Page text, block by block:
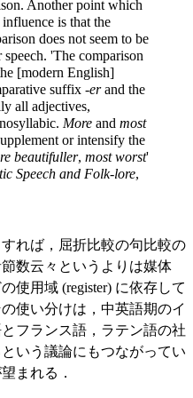
Another point which
is that the
does not seem to be
'The comparison
[modern English]
suffix -erand the
all adjectives,
More and most
or intensify the
beautifuller, most worst'
Speech and Folk-lore,
れば，屈折比較の句比較の
数云々というよりは媒体
使用域 (register) に依存して
使い分けは，中英語期のイ
フランス語，ラテン語の社
いう議論にもつながってい
まれる．